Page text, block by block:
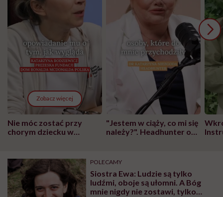
Zobacz więcej
Nie móc zostać przy
chorym dziecku w
może chyba tylko
głupota i brak
wyobraźni"
"Jestem w ciąży, co mi się
należy?". Headhunter o
pracy
POLECAMY
Siostra Ewa: Ludzie są tylko
ludźmi, oboje są ułomni. A Bóg
mnie nigdy nie zostawi, tylko